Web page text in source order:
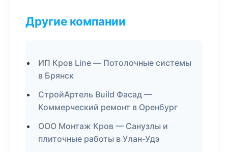
Другие компании
ИП Кров Line — Потолочные системы
в Брянск
СтройАртель Build Фасад —
Коммерческий ремонт в Оренбург
ООО Монтаж Кров — Санузлы и
плиточные работы в Улан-Удэ